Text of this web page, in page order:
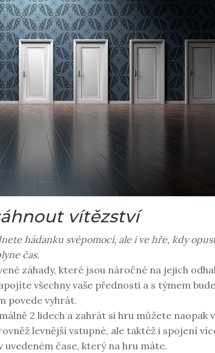
vítězství
hádanku svépomocí, ale i ve hře, kdy
čas.
záhady, které jsou náročné na jejich
všechny vaše přednosti a s týmem
povede vyhrát.
2 lidech a zahrát si hru můžete naopak
levnější vstupné, ale taktéž i spojení
uvedeném čase, který na hru máte.